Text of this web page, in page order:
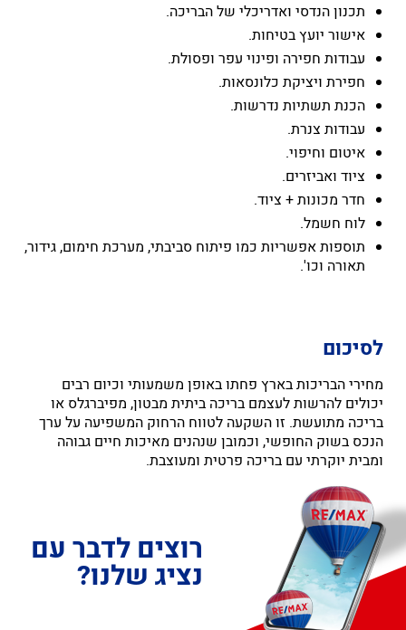
תכנון הנדסי ואדריכלי של הבריכה.
אישור יועץ בטיחות.
עבודות חפירה ופינוי עפר ופסולת.
חפירת ויציקת כלונסאות.
הכנת תשתיות נדרשות.
עבודות צנרת.
איטום וחיפוי.
ציוד ואביזרים.
חדר מכונות + ציוד.
לוח חשמל.
תוספות אפשריות כמו פיתוח סביבתי, מערכת חימום, גידור,
תאורה וכו'.
לסיכום
מחירי הבריכות בארץ פחתו באופן משמעותי וכיום רבים
יכולים להרשות לעצמם בריכה ביתית מבטון, מפיברגלס או
בריכה מתועשת. זו השקעה לטווח הרחוק המשפיעה על ערך
הנכס בשוק החופשי, וכמובן שנהנים מאיכות חיים גבוהה
ומבית יוקרתי עם בריכה פרטית ומעוצבת.
רוצים לדבר עם
נציג שלנו?